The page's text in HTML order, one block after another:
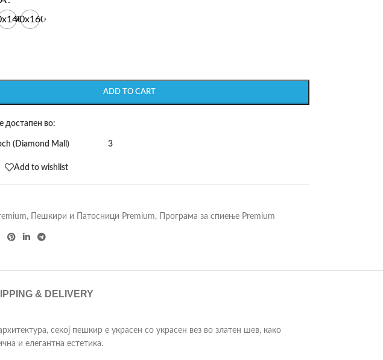
90x160
ADD TO CART
достапен во:
(Diamond Mall) 3
Add to wishlist
, Пешкири и Патосници Premium, Програма за спиење Premium
& DELIVERY
секој пешкир е украсен со украсен вез во златен шев, како
и елегантна естетика.